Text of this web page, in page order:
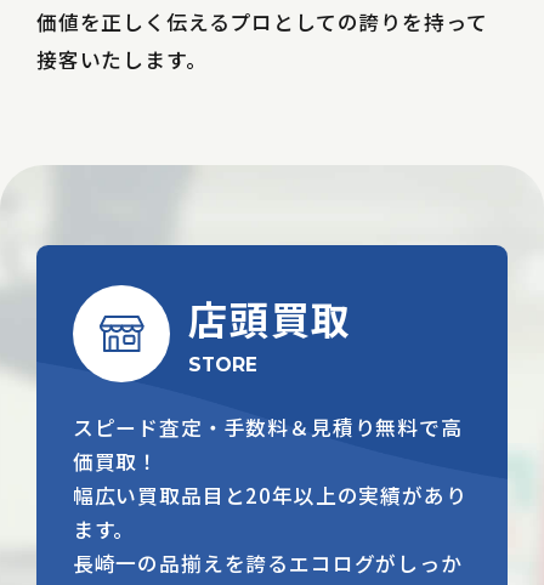
価値を正しく伝えるプロとしての誇りを持って
接客いたします。
店頭買取
STORE
スピード査定・手数料＆見積り無料で高
価買取！
幅広い買取品目と20年以上の実績があり
ます。
長崎一の品揃えを誇るエコログがしっか